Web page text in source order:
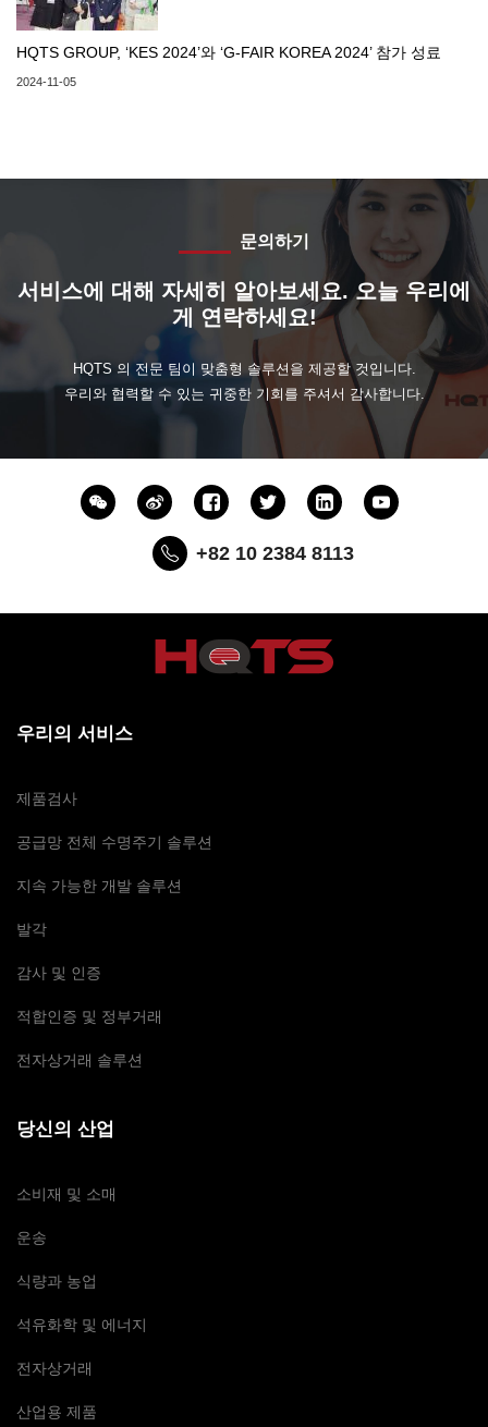
HQTS GROUP, ‘KES 2024’와 ‘G-FAIR KOREA 2024’ 참가 성료
2024-11-05
문의하기
서비스에 대해 자세히 알아보세요. 오늘 우리에
게 연락하세요!
HQTS 의 전문 팀이 맞춤형 솔루션을 제공할 것입니다.
우리와 협력할 수 있는 귀중한 기회를 주셔서 감사합니다.
+82 10 2384 8113
우리의 서비스
제품검사
공급망 전체 수명주기 솔루션
지속 가능한 개발 솔루션
발각
감사 및 인증
적합인증 및 정부거래
전자상거래 솔루션
당신의 산업
소비재 및 소매
운송
식량과 농업
석유화학 및 에너지
전자상거래
산업용 제품